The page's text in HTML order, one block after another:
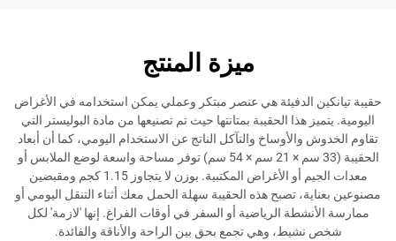
ميزة المنتج
الدفيئة هي عنصر مبتكر وعملي يمكن استخدامه في الأغراض
هذا الحقيبة بمتانتها حيث تم تصنيعها من مادة البوليستر التي
والأوساخ والتآكل الناتج عن الاستخدام اليومي، كما أن أبعاد
الحقيبة (33 سم × 21 سم × 54 سم) توفر مساحة واسعة لوضع الملابس أو
معدات الجيم أو الأغراض المكتبية. بوزن لا يتجاوز 1.15 كجم ومقبضين
تصبح هذه الحقيبة سهلة الحمل معك أثناء التنقل اليومي أو
الرياضية أو السفر في أوقات الفراغ. إنها 'لازمة' لكل
نشيط، وهي تجمع بحق بين الراحة والأناقة والفائدة.